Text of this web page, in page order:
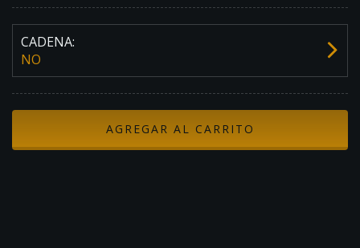
CADENA:
NO